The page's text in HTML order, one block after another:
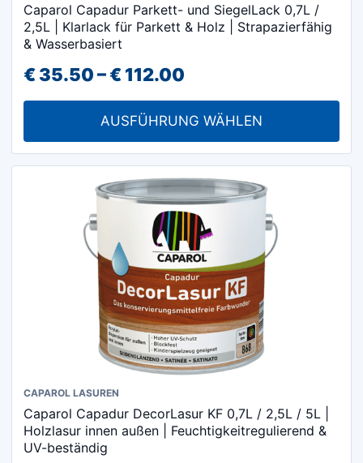
Caparol Capadur Parkett- und SiegelLack 0,7L /
2,5L | Klarlack für Parkett & Holz | Strapazierfähig
& Wasserbasiert
€35.50–€112.00
€ 35.50
bis
€ 112.00
AUSFÜHRUNG WÄHLEN
Produkt
weist
Varianten
auf.
Optionen
können
Produktseite
CAPAROL LASUREN
Caparol Capadur DecorLasur KF 0,7L / 2,5L / 5L |
Holzlasur innen außen | Feuchtigkeitregulierend &
UV-beständig
Dieses
Produkt
weist